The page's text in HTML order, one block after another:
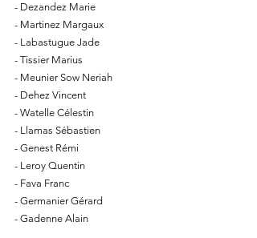
- Dezandez Marie
- Martinez Margaux
- Labastugue Jade
- Tissier Marius
- Meunier Sow Neriah
- Dehez Vincent
- Watelle Célestin
- Llamas Sébastien
- Genest Rémi
- Leroy Quentin
- Fava Franc
- Germanier Gérard
- Gadenne Alain